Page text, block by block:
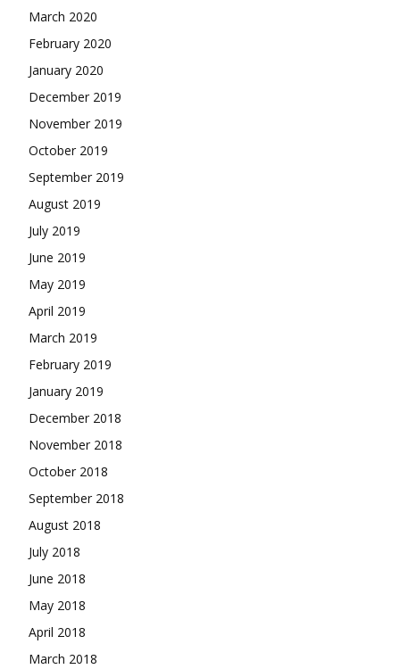
March 2020
February 2020
January 2020
December 2019
November 2019
October 2019
September 2019
August 2019
July 2019
June 2019
May 2019
April 2019
March 2019
February 2019
January 2019
December 2018
November 2018
October 2018
September 2018
August 2018
July 2018
June 2018
May 2018
April 2018
March 2018